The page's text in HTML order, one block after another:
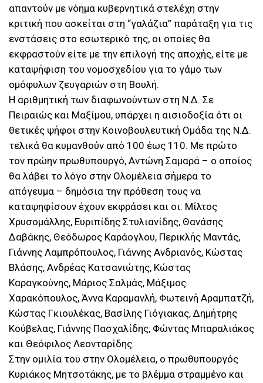
απαντούν με νόημα κυβερνητικά στελέχη στην
κριτική που ασκείται στη “γαλάζια” παράταξη για τις
ενστάσεις στο εσωτερικό της, οι οποίες θα
εκφραστούν είτε με την επιλογή της αποχής, είτε με
καταψήφιση του νομοσχεδίου για το γάμο των
ομόφυλων ζευγαριών στη Βουλή.
Η αριθμητική των διαφωνούντων στη Ν.Δ. Σε
Πειραιώς και Μαξίμου, υπάρχει η αισιοδοξία ότι οι
θετικές ψήφοι στην Κοινοβουλευτική Ομάδα της Ν.Δ.
τελικά θα κυμανθούν από 100 έως 110. Με πρώτο
τον πρώην πρωθυπουργό, Αντώνη Σαμαρά – ο οποίος
θα λάβει το λόγο στην Ολομέλεια σήμερα το
απόγευμα – δημόσια την πρόθεση τους να
καταψηφίσουν έχουν εκφράσει και οι: Μίλτος
Χρυσομάλλης, Ευριπίδης Στυλιανίδης, Θανάσης
Δαβάκης, Θεόδωρος Καράογλου, Περικλής Μαντάς,
Γιάννης Λαμπρόπουλος, Γιάννης Ανδριανός, Κώστας
Βλάσης, Ανδρέας Κατσανιώτης, Κώστας
Καραγκούνης, Μάριος Σαλμάς, Μάξιμος
Χαρακόπουλος, Άννα Καραμανλή, Φωτεινή Αραμπατζή,
Κώστας Γκιουλέκας, Βασίλης Γιόγιακας, Δημήτρης
Κούβελας, Γιάννης Πασχαλίδης, Φώντας Μπαραλιάκος
και Θεόφιλος Λεονταρίδης.
Στην ομιλία του στην Ολομέλεια, ο πρωθυπουργός
Κυριάκος Μητσοτάκης, με το βλέμμα στραμμένο και